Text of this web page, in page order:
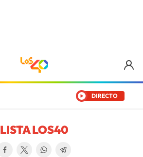
DIRECTO
LISTA LOS40